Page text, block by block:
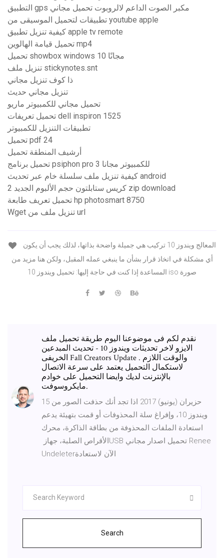
التطبيق gps مكبر الصوت الداعم لالروبوت تحميل مجاني
تطبيقات لتحميل الموسيقى من youtube apple
كيفية تنزيل تطبيق apple tv remote
تحميل قيامة الهالوين mp4
تحميل showbox windows 10 مجانًا
تنزيل ملف stickynotes.snt
ذا كوف تنزيل مجاني
تنزيل مجاني حديث
تحميل مجاني للكمبيوتر ماريو
تحميل تعريفات dell inspiron 1525
تطبيقات التنزيل للكمبيوتر
تحميل pdf 24
أرشيف المنطقة تحميل
تحميل برنامج psiphon pro 3 للكمبيوتر مجانا
كيفية تنزيل ملف سلسلة خام عبر تحديث android
كريس ستابلتون حجم الألبوم الجديد 2 zip download
تحميل تعريف طابعة hp photosmart 8750
Wget تنزيل ملف من url
أي مشكلة في اتخاذ قرار بشأن ما ينبغي عمله المقبل، ولكن هنا مزيد من
المساعدة إذا كنت في حاجة إليها: تحميل ويندوز 10 iso صورة
نقدم لكم فى موضوعنا اليوم طريقة تحميل ملف
الايزو لاخر تحديثات ويندوز 10 - تحديث المبدعين
الخريفى Fall Creators Update . والوقت اللازم
لاستكمال التحميل يعتمد على سرعة الاتصال
بالإنترنت لديك وايضا التحميل على خوادم
مايكروسوفت.
15 حزيران (يونيو) 2017 اذا تجد أنك حذفت الصور من
‏ويندوز 10، وإفراغ سلة المحذوفات أو قمت بتهيئة يدعم
استعادة الملفات المحذوفة من بطاقة الذاكرة، محرك
الأقراص الصلبة، جهاز ‏USB‏ تحميل اصدار مجاني ‏Renee
Undeleter‏ الآن لاستعادة
Search